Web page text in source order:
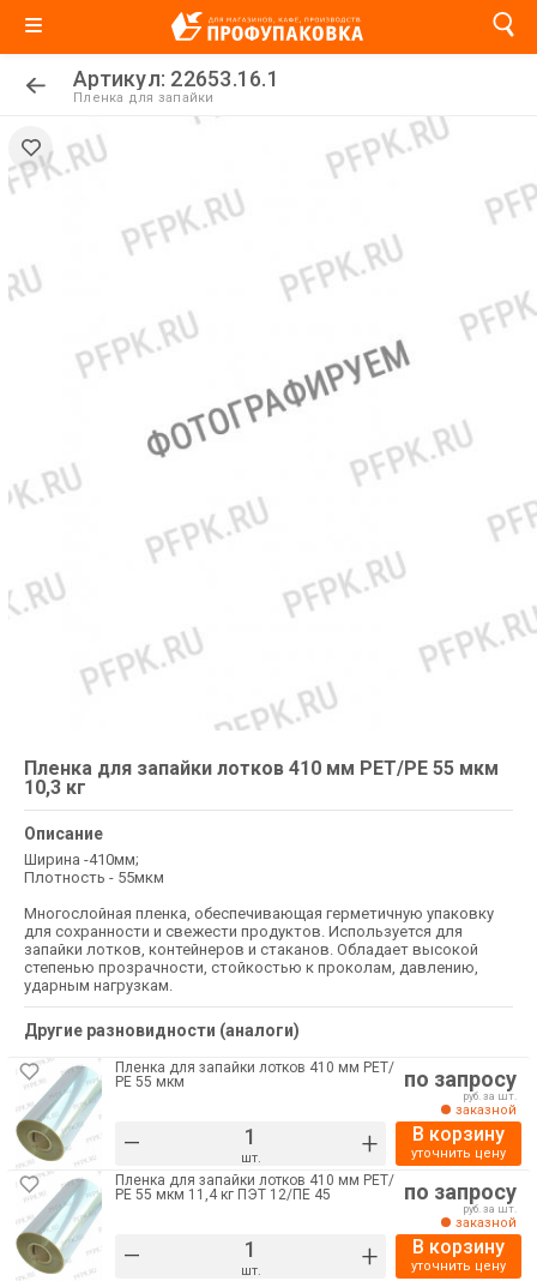
Артикул: 22653.16.1
Пленка для запайки
Пленка для запайки лотков 410 мм РЕТ/РE 55 мкм
10,3 кг
Описание
Ширина -410мм;
Плотность - 55мкм
Многослойная пленка, обеспечивающая герметичную упаковку
для сохранности и свежести продуктов. Используется для
запайки лотков, контейнеров и стаканов. Обладает высокой
степенью прозрачности, стойкостью к проколам, давлению,
ударным нагрузкам.
Другие разновидности (аналоги)
Пленка для запайки лотков 410 мм РЕТ/
РE 55 мкм
– шт. +
по запросу
руб. за шт.
заказной
В корзину
уточнить цену
Пленка для запайки лотков 410 мм РЕТ/
РE 55 мкм 11,4 кг ПЭТ 12/ПЕ 45
– шт. +
по запросу
руб. за шт.
заказной
В корзину
уточнить цену